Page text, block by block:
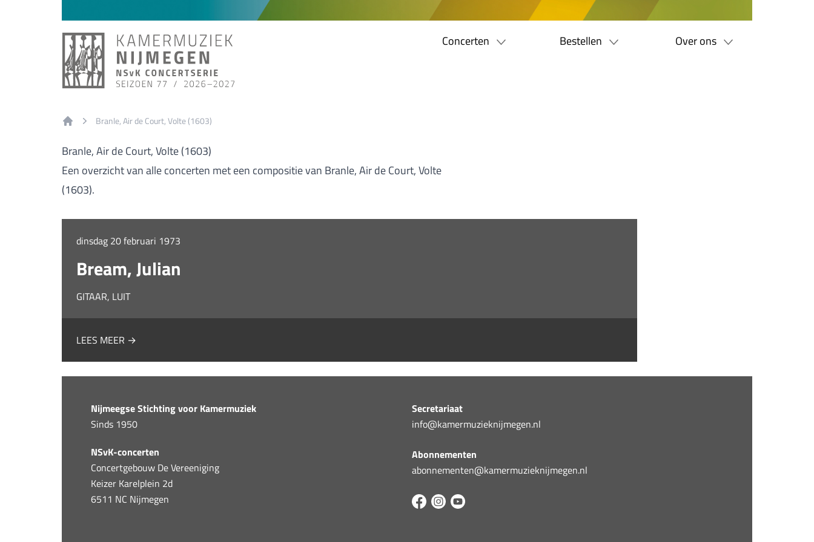
Concerten Bestellen Over ons
Branle, Air de Court, Volte (1603)
Branle, Air de Court, Volte (1603)
Een overzicht van alle concerten met een compositie van Branle, Air de Court, Volte
(1603).
dinsdag 20 februari 1973
Bream, Julian
GITAAR, LUIT
LEES MEER →
Nijmeegse Stichting voor Kamermuziek
Sinds 1950
NSvK-concerten
Concertgebouw De Vereeniging
Keizer Karelplein 2d
6511 NC Nijmegen
Secretariaat
info@kamermuzieknijmegen.nl
Abonnementen
abonnementen@kamermuzieknijmegen.nl